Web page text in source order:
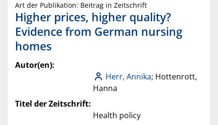
Art der Publikation: Beitrag in Zeitschrift
Higher prices, higher quality?
Evidence from German nursing
homes
Autor(en):
Herr, Annika; Hottenrott,
Hanna
Titel der Zeitschrift:
Health policy